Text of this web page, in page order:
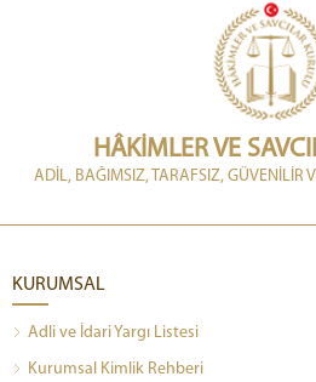
HÂKİMLER VE
ADİL, BAĞIMSIZ, TARAFSIZ, GÜVENİLİR
KURUMSAL
Adli ve İdari Yargı Listesi
Kurumsal Kimlik Rehberi